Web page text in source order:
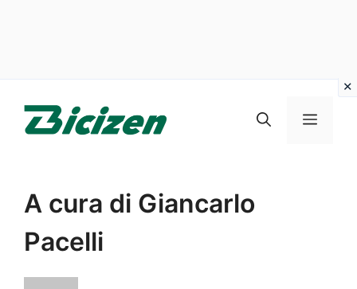
Menu
A cura di Giancarlo
Pacelli